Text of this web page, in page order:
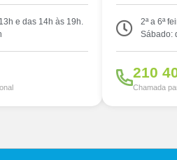
e das 14h às 19h.
2ª a 6ª
Sábado:
210
Chamada